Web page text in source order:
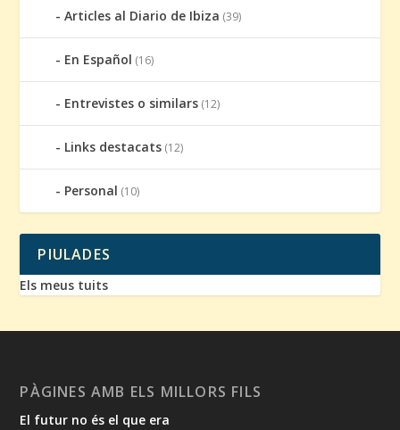
Articles al Diario de Ibiza (39)
En Español (16)
Entrevistes o similars (12)
Links destacats (12)
Personal (10)
PIULADES
Els meus tuits
PÀGINES AMB ELS MILLORS FILS
El futur no és el que era